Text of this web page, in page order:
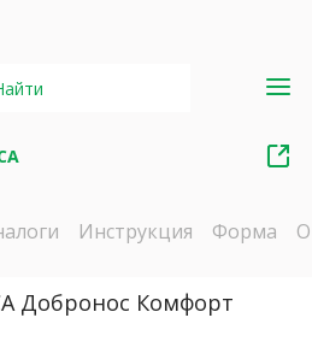
Инструкция Форма
Добронос Комфорт